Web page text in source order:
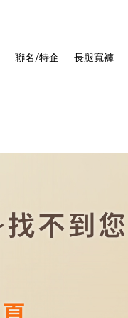
聯名/特企 長腿寬褲